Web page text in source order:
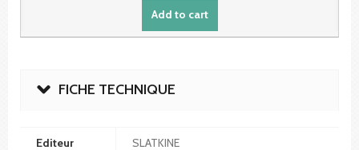
Add to cart
FICHE TECHNIQUE
Editeur SLATKINE